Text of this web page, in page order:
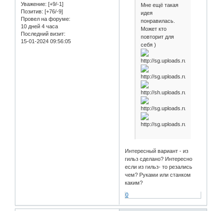
Уважение: [+9/-1]
Позитив: [+76/-9]
Провел на форуме:
10 дней 4 часа
Последний визит:
15-01-2024 09:56:05
Мне ещё такая
идея
понравилась.
Может кто
повторит для
себя )
Интересный вариант - из
гильз сделано? Интересно
если из гильз- то резались
чем? Руками или станком
каким?
0